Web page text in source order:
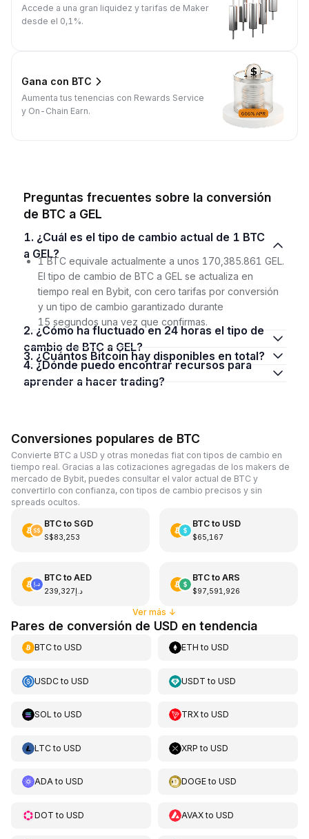
Accede a una gran liquidez y tarifas de Maker
desde el 0,1%.
Gana con BTC
Aumenta tus tenencias con Rewards Service
y On-Chain Earn.
Preguntas frecuentes sobre la conversión
de BTC a GEL
1. ¿Cuál es el tipo de cambio actual de 1 BTC
a GEL?
1 BTC equivale actualmente a unos 170,385.861 GEL.
El tipo de cambio de BTC a GEL se actualiza en
tiempo real en Bybit, con cero tarifas por conversión
y un tipo de cambio garantizado durante
15 segundos una vez que confirmas.
2. ¿Cómo ha fluctuado en 24 horas el tipo de
cambio de BTC a GEL?
3. ¿Cuántos Bitcoin hay disponibles en total?
4. ¿Dónde puedo encontrar recursos para
aprender a hacer trading?
Conversiones populares de BTC
Convierte BTC a USD y otras monedas fiat con tipos de cambio en
tiempo real. Gracias a las cotizaciones agregadas de los makers de
mercado de Bybit, puedes consultar el valor actual de BTC y
convertirlo con confianza, con tipos de cambio precisos y sin
spreads ocultos.
BTCto SGD
S$83,253
BTCto USD
$65,167
BTCto AED
د.إ239,327
BTCto ARS
$97,591,926
Ver más ↓
Pares de conversión de USD en tendencia
BTCto USD ETH toUSD
USDCto USD USDT toUSD
SOL to USD TRXtoUSD
LTCto USD XRP toUSD
ADAto USD DOGEtoUSD
DOT to USD AVAXtoUSD